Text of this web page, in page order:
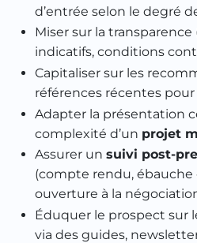
d’entrée selon le degré
Miser sur la
indicatifs, conditions
Capitaliser sur les
références récentes
Adapter la présentation
complexité d’un projet
Assurer un suivi post-
(compte rendu, ébauche
ouverture à la
Éduquer le prospect sur
via des guides,